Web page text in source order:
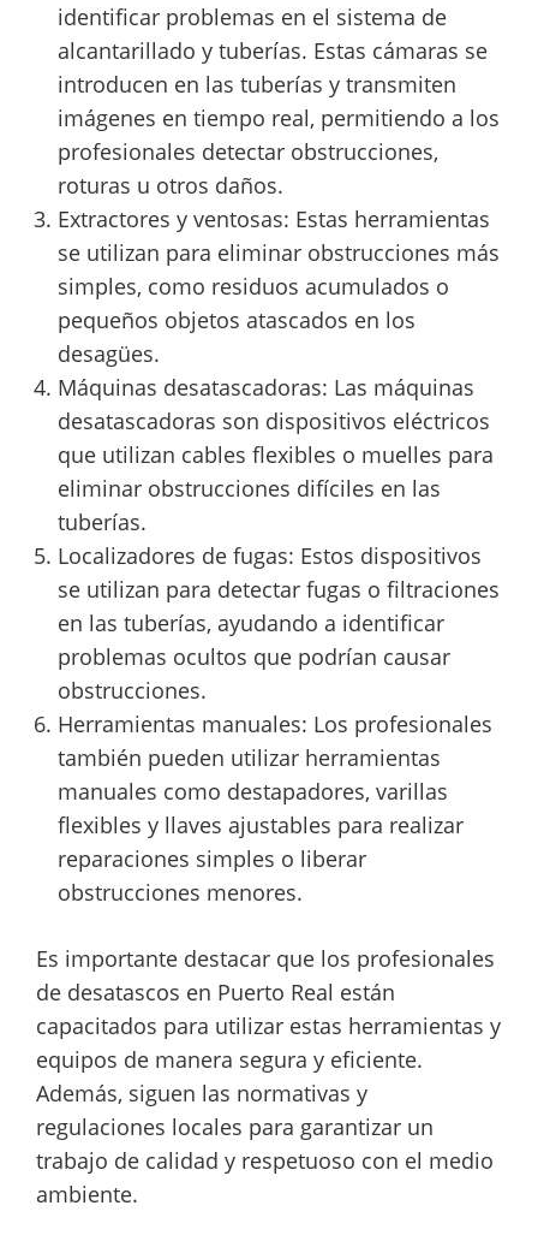
identificar problemas en el sistema de
alcantarillado y tuberías. Estas cámaras se
introducen en las tuberías y transmiten
imágenes en tiempo real, permitiendo a los
profesionales detectar obstrucciones,
roturas u otros daños.
Extractores y ventosas: Estas herramientas
se utilizan para eliminar obstrucciones más
simples, como residuos acumulados o
pequeños objetos atascados en los
desagües.
Máquinas desatascadoras: Las máquinas
desatascadoras son dispositivos eléctricos
que utilizan cables flexibles o muelles para
eliminar obstrucciones difíciles en las
tuberías.
Localizadores de fugas: Estos dispositivos
se utilizan para detectar fugas o filtraciones
en las tuberías, ayudando a identificar
problemas ocultos que podrían causar
obstrucciones.
Herramientas manuales: Los profesionales
también pueden utilizar herramientas
manuales como destapadores, varillas
flexibles y llaves ajustables para realizar
reparaciones simples o liberar
obstrucciones menores.
Es importante destacar que los profesionales
de desatascos en Puerto Real están
capacitados para utilizar estas herramientas y
equipos de manera segura y eficiente.
Además, siguen las normativas y
regulaciones locales para garantizar un
trabajo de calidad y respetuoso con el medio
ambiente.